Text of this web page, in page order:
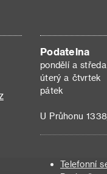
Podatelna
pondělí a středa
úterý a čtvrtek
pátek
U Průhonu
Telefonní